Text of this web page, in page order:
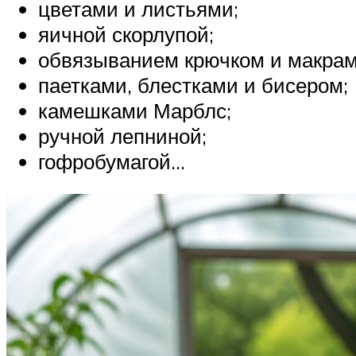
цветами и листьями;
яичной скорлупой;
обвязыванием крючком и
паетками, блестками и бисером;
камешками Марблс;
ручной лепниной;
гофробумагой…